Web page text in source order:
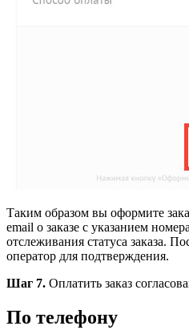
Таким образом вы оформите
email о заказе с указанием
отслеживания статуса заказа.
оператор для подтверждения.
Шаг 7. Оплатить заказ
По телефону